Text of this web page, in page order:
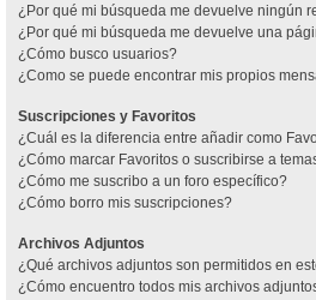
¿Por qué mi búsqueda me devuelve ningún
¿Por qué mi búsqueda me devuelve una
¿Cómo busco usuarios?
¿Como se puede encontrar mis propios
Suscripciones y Favoritos
¿Cuál es la diferencia entre añadir como
¿Cómo marcar Favoritos o suscribirse a
¿Cómo me suscribo a un foro específico?
¿Cómo borro mis suscripciones?
Archivos Adjuntos
¿Qué archivos adjuntos son permitidos en
¿Cómo encuentro todos mis archivos